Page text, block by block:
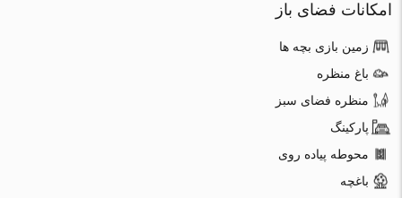
امکانات فضای باز
زمین بازی بچه ها
باغ منظره
منظره فضای سبز
پارکینگ
محوطه پیاده روی
باغچه